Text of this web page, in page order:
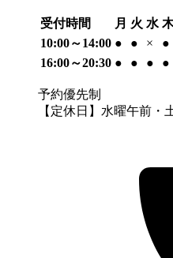
受付時間 月 火 水
10:00～14:00 ● ● × ●
16:00～20:30 ● ● ● ●
予約優先制
【定休日】水曜午前・